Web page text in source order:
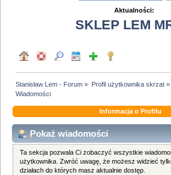
Aktualności:
SKLEP LEM
Stanisław Lem - Forum » Profil użytkownika skrzat»
Wiadomości
Informacja o Profilu
Pokaż wiadomości
Ta sekcja pozwala Ci zobaczyć wszystkie
użytkownika. Zwróć uwagę, że możesz widzieć
działach do których masz aktualnie dostęp.